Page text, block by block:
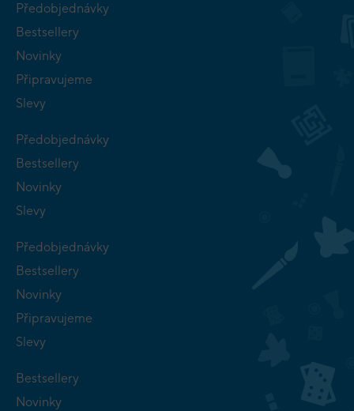
Předobjednávky
Bestsellery
Novinky
Připravujeme
Slevy
Předobjednávky
Bestsellery
Novinky
Slevy
Předobjednávky
Bestsellery
Novinky
Připravujeme
Slevy
Bestsellery
Novinky